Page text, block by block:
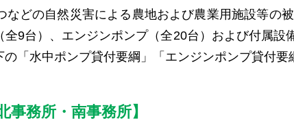
どの⾃然災害による農地および農業⽤施設等の
9台）、エンジンポンプ（全20台）および付属
「水中ポンプ貸付要綱」「エンジンポンプ貸付要
務所・南事務所】